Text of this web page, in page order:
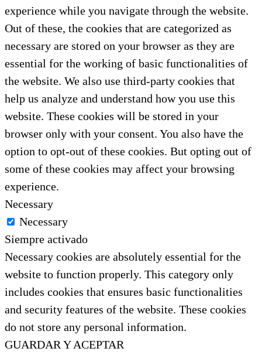
experience while you navigate through the website.
Out of these, the cookies that are categorized as
necessary are stored on your browser as they are
essential for the working of basic functionalities of
the website. We also use third-party cookies that
help us analyze and understand how you use this
website. These cookies will be stored in your
browser only with your consent. You also have the
option to opt-out of these cookies. But opting out of
some of these cookies may affect your browsing
experience.
Necessary
Necessary
Siempre activado
Necessary cookies are absolutely essential for the
website to function properly. This category only
includes cookies that ensures basic functionalities
and security features of the website. These cookies
do not store any personal information.
GUARDAR Y ACEPTAR